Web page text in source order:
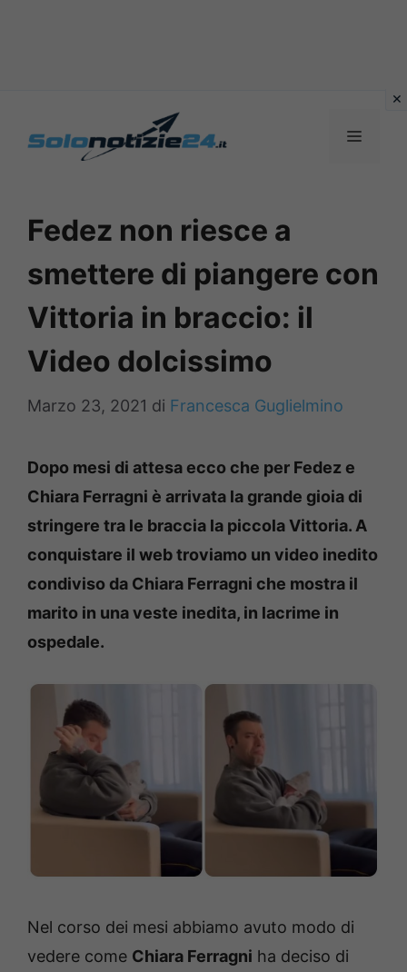
MENU
Fedez non riesce a
smettere di piangere con
Vittoria in braccio: il
Video dolcissimo
Marzo 23, 2021 di Francesca Guglielmino
Dopo mesi di attesa ecco che per Fedez e
Chiara Ferragni è arrivata la grande gioia di
stringere tra le braccia la piccola Vittoria. A
conquistare il web troviamo un video inedito
condiviso da Chiara Ferragni che mostra il
marito in una veste inedita, in lacrime in
ospedale.
Nel corso dei mesi abbiamo avuto modo di
vedere come Chiara Ferragni ha deciso di